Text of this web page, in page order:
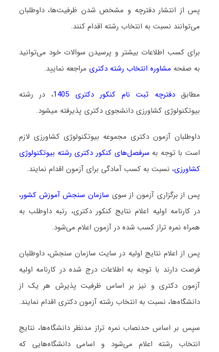
پس از انتشار دفترچه و مشخص شدن ظرفیت‌ها، داوطلبان
می‌توانند نسبت به انتخاب رشته اقدام کنند.
برای کسب اطلاعات بیشتر و پرسیدن سوالات خود می‌توانید
به صفحه مشاوره انتخاب رشته دکتری مراجعه نمایید.
مطابقدفترچه ثبت نام کنکور دکتری 1405
، در رشته
بیوﺗﻜﻨﻮﻟﻮژی ﻛﺸﺎورزی دانشجوی دکتری پذیرفته میشود.
داوطلبان آزمون دکتری مجموعه بیوتکنولوژی ﻛﺸﺎورزی لازم
است با توجه به سرفصل‌های کنکور دکتری رشته بیوتکنولوژی
ﻛﺸﺎورزی، نسبت به کسب آمادگی برای آزمون اقدام نمایند.
پس از برگزاری آزمون از سوی سازمان سنجش آموزش کشور،
در کارنامه اولیه اعلام نتایج کنکور دکتری، رتبه داوطلب به
همراه نمره تراز کسب شده در آزمون اعلام می‌شود.
پس از اعلام نتایج اولیه در سایت سازمان سنجش، داوطلبان
فرصت دارند با توجه به اطلاعات درج شده در کارنامه اولیه
آزمون دکتری و نیز بر اساس ظرفیت پذیرش هر یک از
دانشگاه‌ها، نسبت به انتخاب رشته آزمون دکتری اقدام نمایند.
سپس بر اساس حدنصاب نمره تراز مدنظر دانشگاه‌ها، نتایج
انتخاب رشته اعلام می‌شود و اسامی دانشگاه‌هایی که